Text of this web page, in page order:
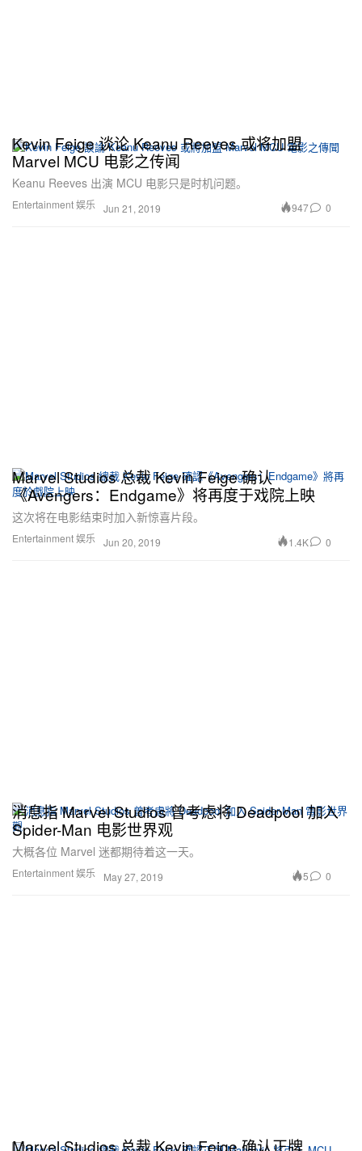
Entertainment 娱乐
Kevin Feige 谈论 Keanu Reeves 或将加盟
Marvel MCU 电影之传闻
Keanu Reeves 出演 MCU 电影只是时机问题。
Jun 21, 2019 947 0
Entertainment 娱乐
Marvel Studios 总裁 Kevin Feige 确认
《Avengers：Endgame》将再度于戏院上映
这次将在电影结束时加入新惊喜片段。
Jun 20, 2019 1.4K 0
Entertainment 娱乐
消息指 Marvel Studios 曾考虑将 Deadpool 加入
Spider-Man 电影世界观
大概各位 Marvel 迷都期待着这一天。
May 27, 2019 5 0
Marvel Studios 总裁 Kevin Feige 确认正牌